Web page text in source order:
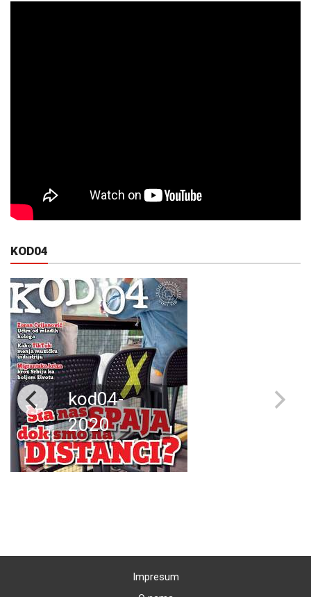
KOD04
kod04-
2020
Impresum